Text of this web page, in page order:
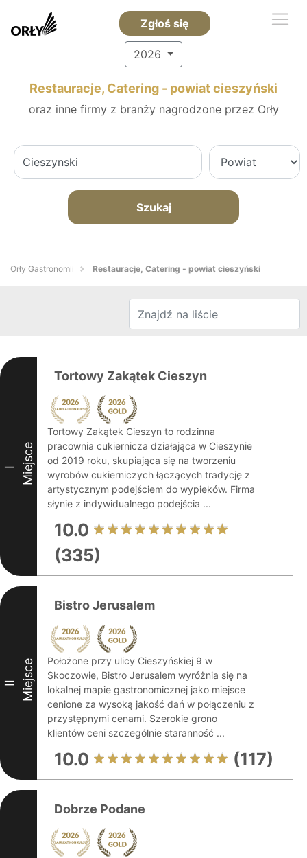
Zgłoś się
2026
Restauracje, Catering - powiat cieszyński
oraz inne firmy z branży nagrodzone przez Orły
Szukaj
Orły Gastronomii Restauracje, Catering - powiat cieszyński
I Miejsce
Tortowy Zakątek Cieszyn
Tortowy Zakątek Cieszyn to rodzinna
pracownia cukiernicza działająca w Cieszynie
od 2019 roku, skupiająca się na tworzeniu
wyrobów cukierniczych łączących tradycję z
artystycznym podejściem do wypieków. Firma
słynie z indywidualnego podejścia ...
10.0
(335)
II Miejsce
Bistro Jerusalem
Położone przy ulicy Cieszyńskiej 9 w
Skoczowie, Bistro Jerusalem wyróżnia się na
lokalnej mapie gastronomicznej jako miejsce
cenione za wysoką jakość dań w połączeniu z
przystępnymi cenami. Szerokie grono
klientów ceni szczególnie staranność ...
10.0 (117)
Dobrze Podane